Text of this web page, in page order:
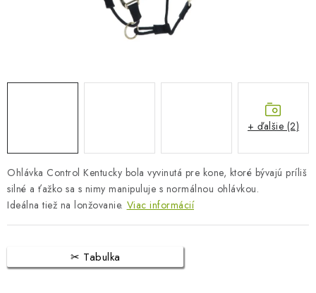
Obchodné podmienky
Dodacie podmienky
Podmienky ochrany osobných údajov
Napíšte nám
Ohlávka Control Kentucky bola vyvinutá pre kone, ktoré bývajú príliš
silné a ťažko sa s nimy manipuluje s normálnou ohlávkou.
Ideálna tiež na lonžovanie. Viac informácií
Tabulka
+ ďalšie (2)